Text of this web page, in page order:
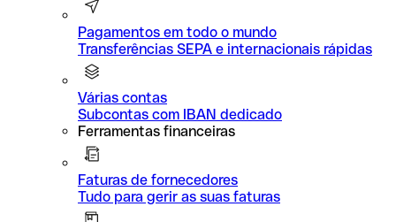
Pagamentos em todo o mundo
Transferências SEPA e internacionais rápidas
Várias contas
Subcontas com IBAN dedicado
Ferramentas financeiras
Faturas de fornecedores
Tudo para gerir as suas faturas